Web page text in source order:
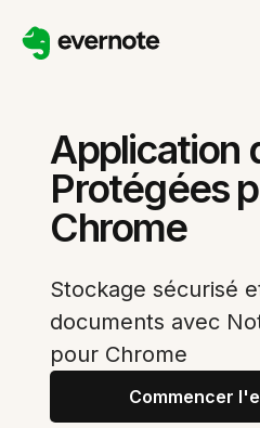
Application
Protégées
Chrome
Stockage sécurisé
documents avec
pour Chrome
Commencer